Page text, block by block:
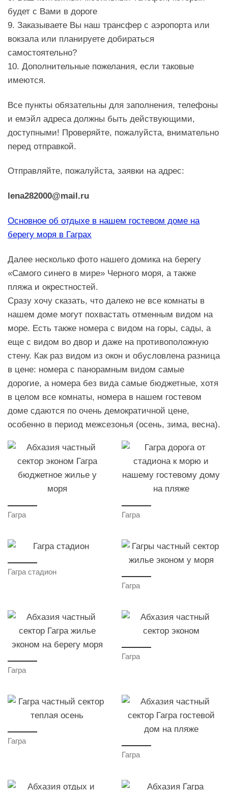
будет с Вами в дороге
9. Заказываете Вы наш трансфер с аэропорта или
вокзала или планируете добираться
самостоятельно?
10. Дополнительные пожелания, если таковые
имеются.
Все пункты обязательны для заполнения, телефоны
и емэйл адреса должны быть действующими,
доступными! Проверяйте, пожалуйста, внимательно
перед отправкой.
Отправляйте, пожалуйста, заявки на адрес:
lena282000@mail.ru
Основное об отдыхе в нашем гостевом доме на
берегу моря в Гаграх
Далее несколько фото нашего домика на берегу
«Самого синего в мире» Черного моря, а также
пляжа и окрестностей.
Сразу хочу сказать, что далеко не все комнаты в
нашем доме могут похвастать отменным видом на
море. Есть также номера с видом на горы, сады, а
еще с видом во двор и даже на противоположную
стену. Как раз видом из окон и обусловлена разница
в цене: номера с панорамным видом самые
дорогие, а номера без вида самые бюджетные, хотя
в целом все комнаты, номера в нашем гостевом
доме сдаются по очень демократичной цене,
особенно в период межсезонья (осень, зима, весна).
Гагра Гагра
Гагра стадион
Гагра
Гагра
Гагра
Гагра
Гагра